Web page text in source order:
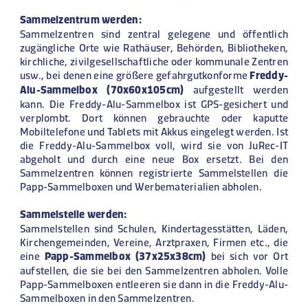
Sammelzentrum werden:
Sammelzentren sind zentral gelegene und öffentlich
zugängliche Orte wie Rathäuser, Behörden, Bibliotheken,
kirchliche, zivilgesellschaftliche oder kommunale Zentren
usw., bei denen eine größere gefahrgutkonformeFreddy-
Alu-Sammelbox (70x60x105cm) aufgestellt werden
kann. Die Freddy-Alu-Sammelbox ist GPS-gesichert und
verplombt. Dort können gebrauchte oder kaputte
Mobiltelefone und Tablets mit Akkus eingelegt werden. Ist
die Freddy-Alu-Sammelbox voll, wird sie von JuRec-IT
abgeholt und durch eine neue Box ersetzt. Bei den
Sammelzentren können registrierte Sammelstellen die
Papp-Sammelboxen und Werbematerialien abholen.
Sammelstelle werden:
Sammelstellen sind Schulen, Kindertagesstätten, Läden,
Kirchengemeinden, Vereine, Arztpraxen, Firmen etc., die
eine Papp-Sammelbox (37x25x38cm) bei sich vor Ort
aufstellen, die sie bei den Sammelzentren abholen. Volle
Papp-Sammelboxen entleeren sie dann in die Freddy-Alu-
Sammelboxen in den Sammelzentren.